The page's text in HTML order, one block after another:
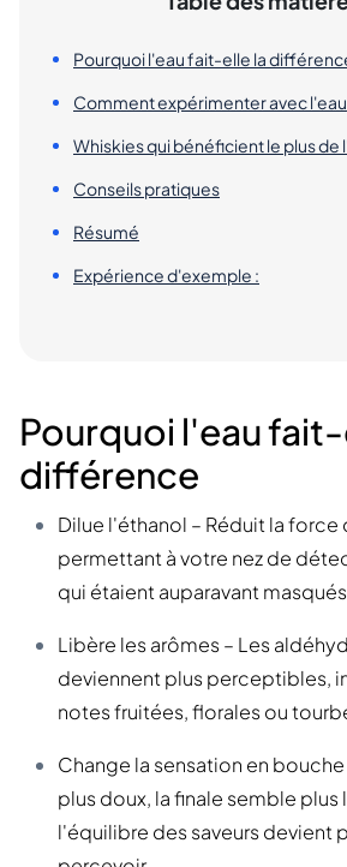
Pourquoi l'eau fait-elle la
Comment expérimenter avec l'eau
Whiskies qui bénéficient le plus de
Conseils pratiques
Résumé
Expérience d'exemple :
Pourquoi l'eau
différence
Dilue l'éthanol – Réduit la
permettant à votre nez de
qui étaient auparavant
Libère les arômes – Les
deviennent plus perceptibles,
notes fruitées, florales ou
Change la sensation en
plus doux, la finale semble plus
l'équilibre des saveurs devient